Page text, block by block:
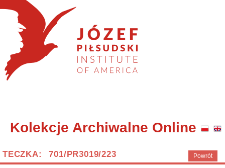
Kolekcje Archiwalne Online
Powrót
TECZKA: 701/PR3019/223